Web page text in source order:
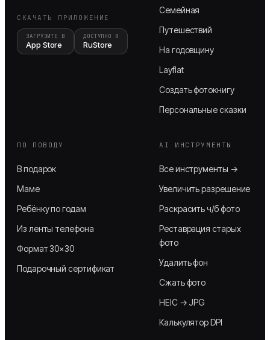
СКАЧАТЬ ПРИЛОЖЕНИЕ
ЗАГРУЗИТЕ В
App Store
ДОСТУПНО В
RuStore
Семейная
Путешествий
На годовщину
Layflat
Создать фотокнигу
Персональные сказки
ПО ПОВОДУ
В подарок
Маме
Ребёнку по годам
Из ленты телефона
Формат 30×30
Подарочный сертификат
AI ИНСТРУМЕНТЫ
Все инструменты →
Увеличить разрешение
Раскрасить ч/б фото
Реставрация старых
фото
Удалить фон
Сжать фото
HEIC → JPG
Калькулятор DPI